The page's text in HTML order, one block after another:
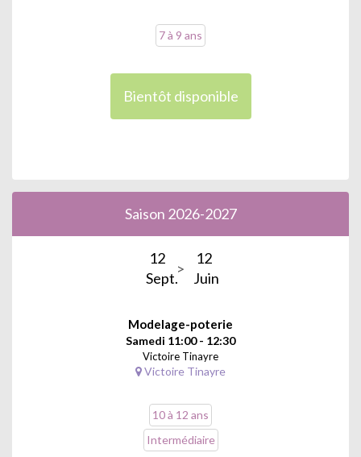
7 à 9 ans
Bientôt disponible
Saison 2026-2027
12
Sept.
12
Juin
Modelage-poterie
Samedi 11:00 - 12:30
Victoire Tinayre
Victoire Tinayre
10 à 12 ans
Intermédiaire